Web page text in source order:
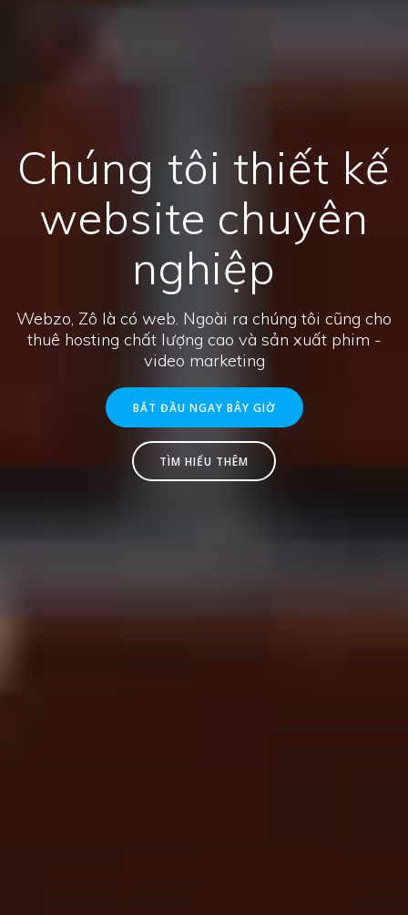
Chúng tôi thiết kế
website chuyên
nghiệp
Webzo, Zô là có web. Ngoài ra chúng tôi cũng cho
thuê hosting chất lượng cao và sản xuất phim -
video marketing
BẮT ĐẦU NGAY BÂY GIỜ
TÌM HIỂU THÊM